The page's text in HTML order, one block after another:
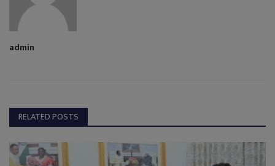
admin
RELATED POSTS